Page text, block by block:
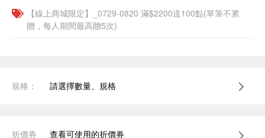
【線上商城限定】_0729-0820 滿$2200送100點(單筆不累
贈，每人期間最高贈5次)
規格： 請選擇數量、規格
折價券 查看可使用的折價券